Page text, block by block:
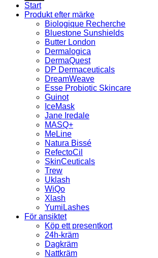
Start
Produkt efter märke
Biologique Recherche
Bluestone Sunshields
Butter London
Dermalogica
DermaQuest
DP Dermaceuticals
DreamWeave
Esse Probiotic Skincare
Guinot
IceMask
Jane Iredale
MASQ+
MeLine
Natura Bissé
RefectoCil
SkinCeuticals
Trew
Uklash
WiQo
Xlash
YumiLashes
För ansiktet
Köp ett presentkort
24h-kräm
Dagkräm
Nattkräm